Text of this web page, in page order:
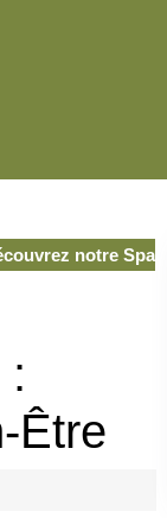
notre Spa
:
Être